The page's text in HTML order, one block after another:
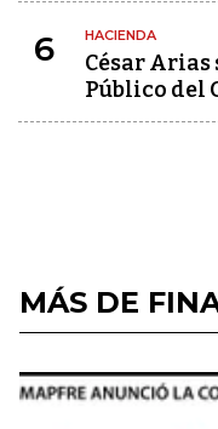
6 HACIENDA
César
Público del
MÁS DE